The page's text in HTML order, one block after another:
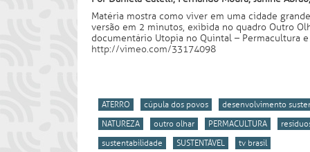
Matéria mostra como viver em uma cidade
versão em 2 minutos, exibida no quadro Outro
documentário Utopia no Quintal – Permacultura
http://vimeo.com/33174098
ATERRO cúpula dos povos desenvolvimento
NATUREZA
outro olhar PERMACULTURA
sustentabilidade
SUSTENTÁVEL tv brasil